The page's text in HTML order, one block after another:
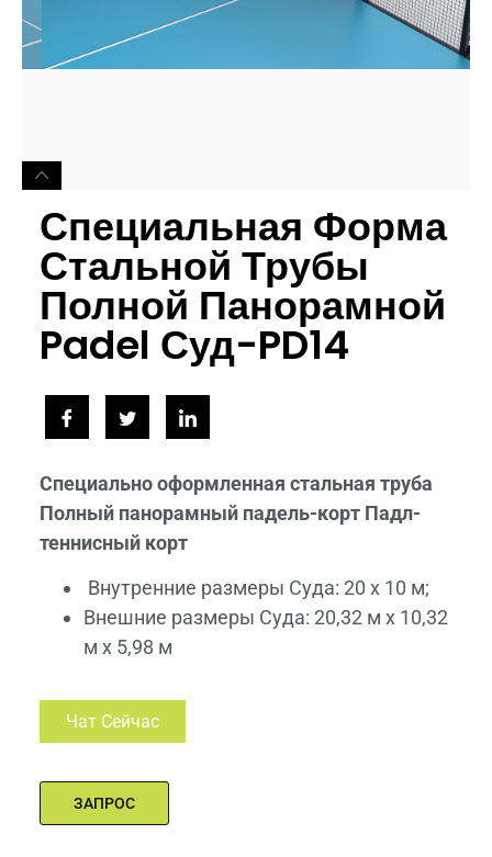
Специальная Форма
Стальной Трубы
Полной Панорамной
Padel Суд-PD14
Специально оформленная стальная труба
Полный панорамный падель-корт Падл-
теннисный корт
Внутренние размеры Суда: 20 х 10 м;
Внешние размеры Суда: 20,32 м x 10,32
м x 5,98 м
Чат Сейчас
ЗАПРОС